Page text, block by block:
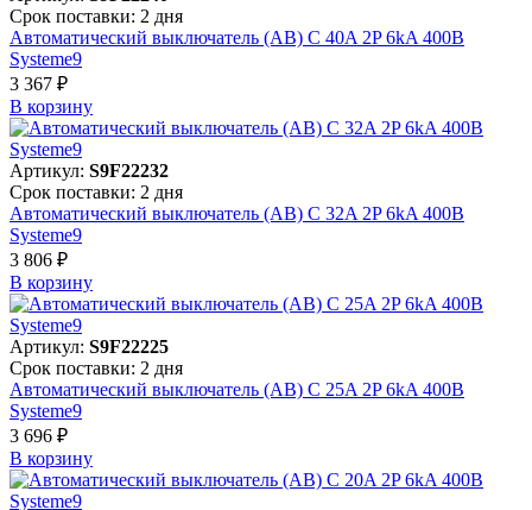
Срок поставки: 2 дня
Автоматический выключатель (АВ) C 40A 2P 6kA 400В
Systeme9
3 367 ₽
В корзинy
Артикул: S9F22232
Срок поставки: 2 дня
Автоматический выключатель (АВ) C 32A 2P 6kA 400В
Systeme9
3 806 ₽
В корзинy
Артикул: S9F22225
Срок поставки: 2 дня
Автоматический выключатель (АВ) C 25A 2P 6kA 400В
Systeme9
3 696 ₽
В корзинy